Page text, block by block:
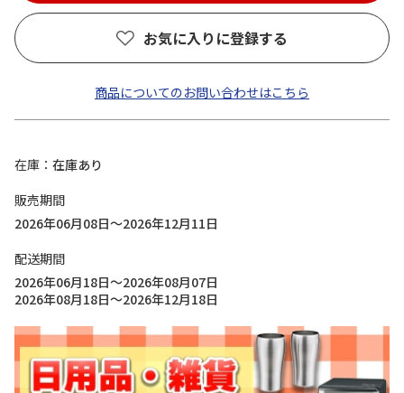
お気に入りに登録する
商品についてのお問い合わせはこちら
在庫
在庫あり
販売期間
2026年06月08日～2026年12月11日
配送期間
2026年06月18日～2026年08月07日
2026年08月18日～2026年12月18日